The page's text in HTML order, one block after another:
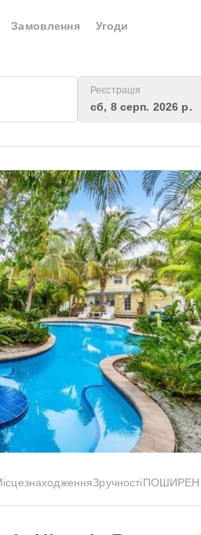
Замовлення Угоди
Реєстрація
сб, 8 серп. 2026 р.
Зручності